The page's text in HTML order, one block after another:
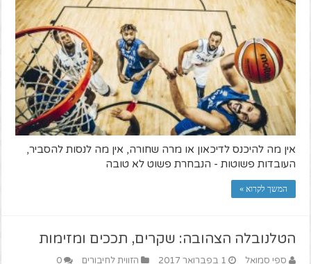
אין מה להיכנס לדיכאון או מרה שחורה, אין מה לנסות להסביר,
העובדות פשוטות - הנבחרת פשוט לא טובה
המשך לקרוא »
הטלנובלה הצהובה: שקרים, תככים ומזימות
ספי סמואל 1 בפברואר 2017 הזווית לחיבורים 0